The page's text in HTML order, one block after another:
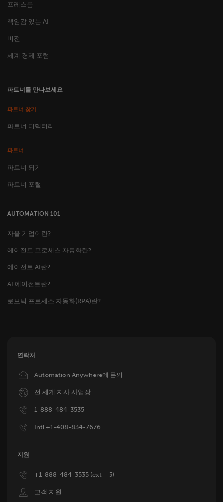
프레스룸
책임감 있는 AI
비전
세계 경제 포럼
파트너를 만나보세요
파트너 찾기
파트너 디렉터리
파트너
파트너 되기
파트너 포털
AUTOMATION 101
자율 기업이란?
에이전트 프로세스 자동화란?
에이전트 AI란?
AI 에이전트란?
로보틱 프로세스 자동화(RPA)란?
연락처
ImageAutomation Anywhere에 문의
Image전 세계 지사 사업장
Image1-888-484-3535
ImageIntl +1-408-834-7676
지원
Image +1-888-484-3535 (ext – 3)
Image고객 지원